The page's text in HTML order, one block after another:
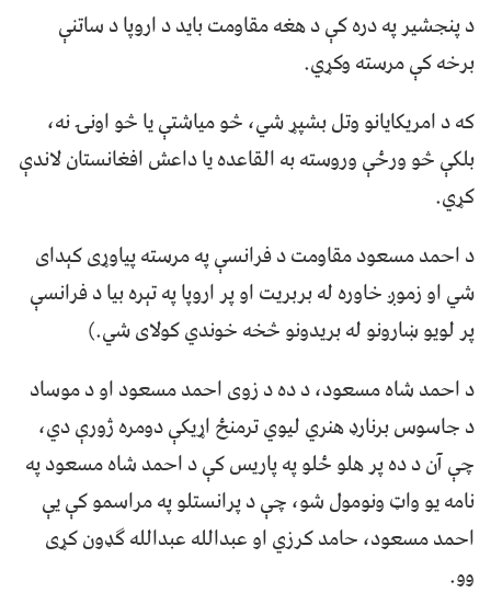
د پنجشیر په دره کې د هغه مقاومت باید د اروپا د ساتنې
برخه کې مرسته وکړي.
که د امریکایانو وتل بشپړ شي، څو میاشتې یا څو اونۍ نه،
بلکې څو ورځې وروسته به القاعده یا داعش افغانستان لاندې
کړي.
د احمد مسعود مقاومت د فرانسې په مرسته پياوړی کېدای
شي او زموږ خاوره له بربريت او پر اروپا په تېره بيا د فرانسې
پر لويو ښارونو له بريدونو څخه خوندي کولای شي.)
د احمد شاه مسعود، د ده د زوی احمد مسعود او د موساد
د جاسوس برنارډ هنري لیوي ترمنځ اړیکې دومره ژورې دي،
چې آن د ده پر هلو ځلو په پاریس کې د احمد شاه مسعود په
نامه یو واټ ونومول شو، چې د پرانستلو په مراسمو کې یې
احمد مسعود، حامد کرزي او عبدالله عبدالله ګډون کړی
وو.